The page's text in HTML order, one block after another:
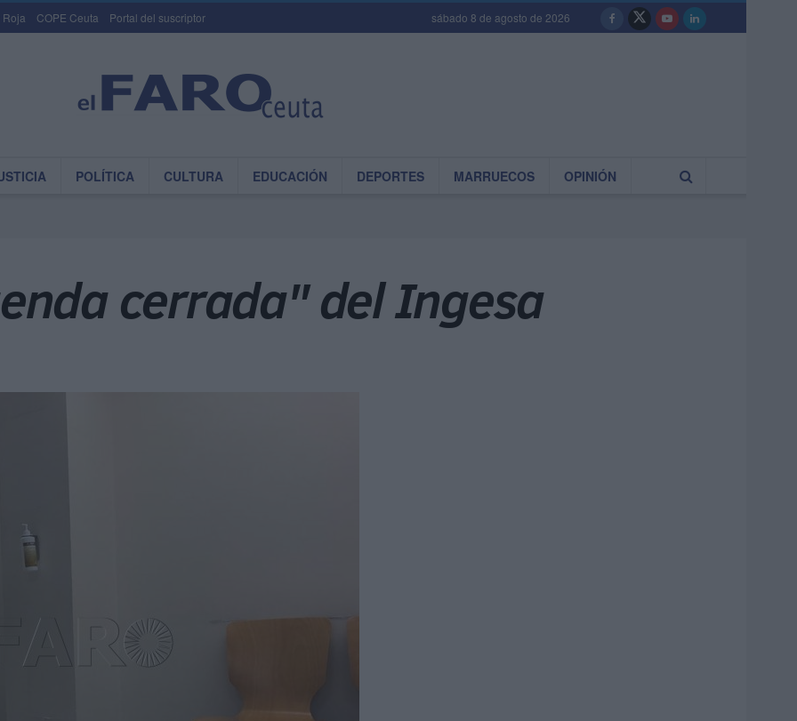
Roja COPE Ceuta Portal del suscriptor sábado 8 de agosto de 2026
POLÍTICA CULTURA EDUCACIÓN DEPORTES MARRUECOS OPINIÓN
cerrada" del Ingesa